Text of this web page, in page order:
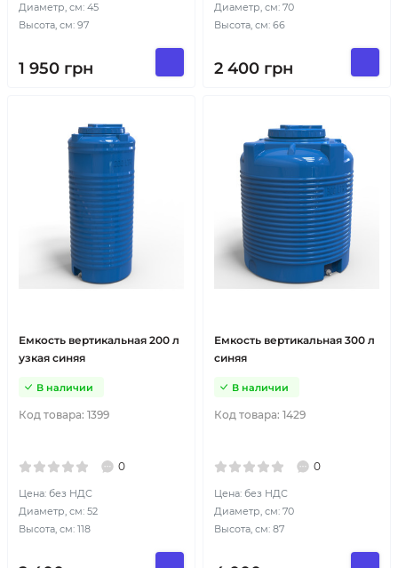
Диаметр, см: 45
Высота, см: 97
1 950 грн
Диаметр, см: 70
Высота, см: 66
2 400 грн
Емкость вертикальная 200 л
узкая синяя
Код товара: 1399
В наличии
0
Цена: без НДС
Диаметр, см: 52
Высота, см: 118
Емкость вертикальная 300 л
синяя
Код товара: 1429
В наличии
0
Цена: без НДС
Диаметр, см: 70
Высота, см: 87